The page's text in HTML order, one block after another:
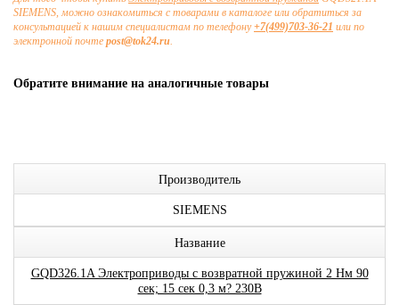
SIEMENS, можно ознакомиться с товарами в каталоге или обратиться за
консультацией к нашим специалистам по телефону+7(499)703-36-21 или по
электронной почте post@tok24.ru.
Обратите внимание на аналогичные товары
Производитель
SIEMENS
Название
GQD326.1A Электроприводы с возвратной пружиной 2 Нм 90
сек; 15 сек 0,3 м? 230В